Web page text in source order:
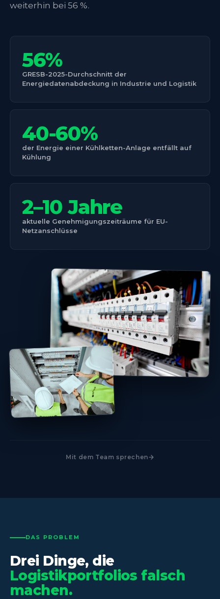
weiterhin bei 56 %.
56%
GRESB-2025-Durchschnitt der
Energiedatenabdeckung in Industrie und Logistik
40-60%
der Energie einer Kühlketten-Anlage entfällt auf
Kühlung
2–10 Jahre
aktuelle Genehmigungszeiträume für EU-
Netzanschlüsse
Mit dem Team sprechen
DAS PROBLEM
Drei Dinge, die
Logistikportfolios falsch
machen.